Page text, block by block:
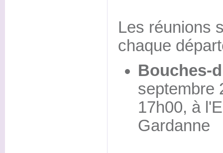
Les réunions
chaque
Bouches-
septembre
17h00, à
Gardanne